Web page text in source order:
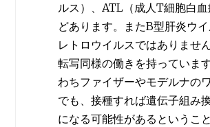
ルス）、ATL（成人T細胞白
どあります。またB型肝炎ウ
レトロウイルスではありませ
転写同様の働きを持っていま
わちファイザーやモデルナの
でも、接種すれば遺伝子組み
になる可能性があるということ